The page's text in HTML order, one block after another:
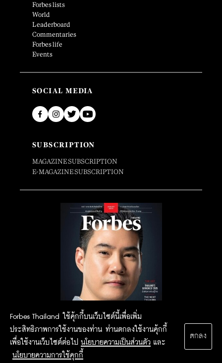
Forbes Thailand ใช้คุ้กกี้บนเว็บไซต์นี้เพื่อเพิ่ม
ประสิทธิภาพการใช้งานของท่าน ท่านตกลงใช้งานคุ้กกี้
เพื่อใช้งานเว็บไซต์ต่อไป นโยบายความเป็นส่วนตัว และ
นโยบายความการใช้คุกกี้
ตกลง
Forbes lists
World
Leaderboard
Commentaries
Forbes life
Events
SOCIAL MEDIA
SUBSCRIPTION
MAGAZINE SUBSCRIPTION
E-MAGAZINE SUBSCRIPTION